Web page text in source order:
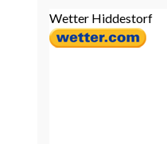
Wetter Hiddestorf